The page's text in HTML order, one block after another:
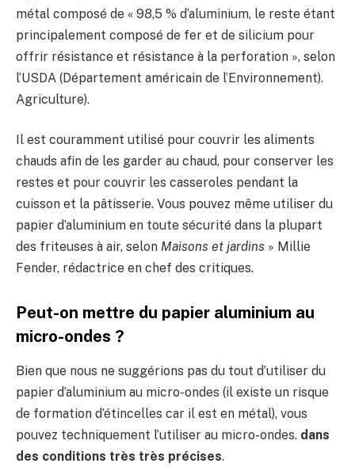
métal composé de « 98,5 % d’aluminium, le reste étant
principalement composé de fer et de silicium pour
offrir résistance et résistance à la perforation », selon
l’USDA (Département américain de l’Environnement).
Agriculture).
Il est couramment utilisé pour couvrir les aliments
chauds afin de les garder au chaud, pour conserver les
restes et pour couvrir les casseroles pendant la
cuisson et la pâtisserie. Vous pouvez même utiliser du
papier d’aluminium en toute sécurité dans la plupart
des friteuses à air, selon Maisons et jardins » Millie
Fender, rédactrice en chef des critiques.
Peut-on mettre du papier aluminium au
micro-ondes ?
Bien que nous ne suggérions pas du tout d’utiliser du
papier d’aluminium au micro-ondes (il existe un risque
de formation d’étincelles car il est en métal), vous
pouvez techniquement l’utiliser au micro-ondes. dans
des conditions très très précises.